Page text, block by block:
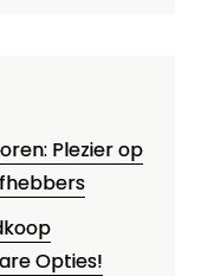
Plezier op
Opties!